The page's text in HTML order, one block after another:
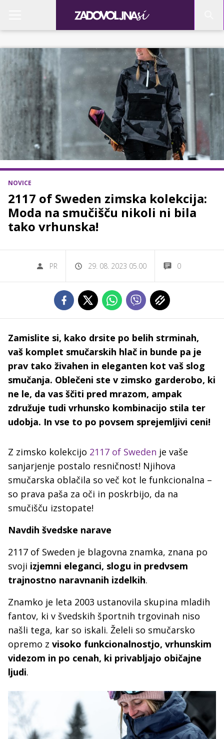
NOVICE
2117 of Sweden zimska kolekcija:
Moda na smučišču nikoli ni bila
tako vrhunska!
PR 29. 08. 2023 05.00 0
Zamislite si, kako drsite po belih strminah,
vaš komplet smučarskih hlač in bunde pa je
prav tako živahen in eleganten kot vaš slog
smučanja. Oblečeni ste v zimsko garderobo, ki
ne le, da vas ščiti pred mrazom, ampak
združuje tudi vrhunsko kombinacijo stila ter
udobja. In vse to po povsem sprejemljivi ceni!
Z zimsko kolekcijo 2117 of Sweden je vaše
sanjarjenje postalo resničnost! Njihova
smučarska oblačila so več kot le funkcionalna –
so prava paša za oči in poskrbijo, da na
smučišču izstopate!
Navdih švedske narave
2117 of Sweden je blagovna znamka, znana po
svoji izjemni eleganci, slogu in predvsem
trajnostno naravnanih izdelkih.
Znamko je leta 2003 ustanovila skupina mladih
fantov, ki v švedskih športnih trgovinah niso
našli tega, kar so iskali. Želeli so smučarsko
opremo z visoko funkcionalnostjo, vrhunskim
videzom in po cenah, ki privabljajo običajne
ljudi.